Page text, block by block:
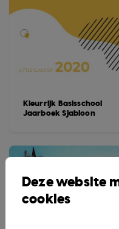
Kleurrijk Basisschool
Jaarboek Sjabloon
Deze website
cookies